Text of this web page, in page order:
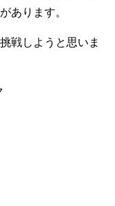
あります。
戦しようと思いま